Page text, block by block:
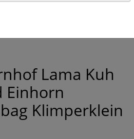
Lama Kuh
Einhorn
Klimperklein